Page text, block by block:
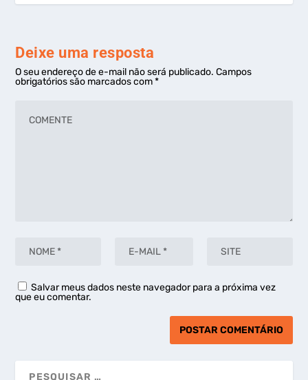
Deixe uma resposta
O seu endereço de e-mail não será publicado. Campos
obrigatórios são marcados com*
Salvar meus dados neste navegador para a próxima vez
que eu comentar.